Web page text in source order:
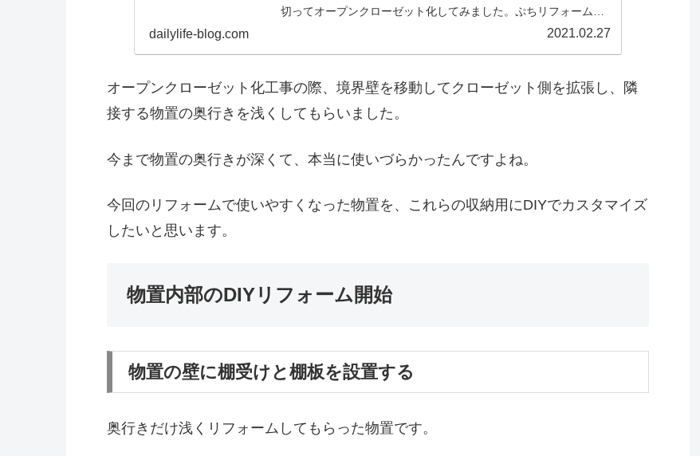
切ってオープンクローゼット化してみました。ぷちリフォームの
dailylife-blog.com 2021.02.27
オープンクローゼット化工事の際、境界壁を移動してクローゼット側を拡張し、隣
接する物置の奥行きを浅くしてもらいました。
今まで物置の奥行きが深くて、本当に使いづらかったんですよね。
今回のリフォームで使いやすくなった物置を、これらの収納用にDIYでカスタマイズ
したいと思います。
物置内部のDIYリフォーム開始
物置の壁に棚受けと棚板を設置する
奥行きだけ浅くリフォームしてもらった物置です。